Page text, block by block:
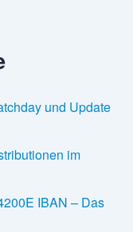
und Update
im
IBAN – Das